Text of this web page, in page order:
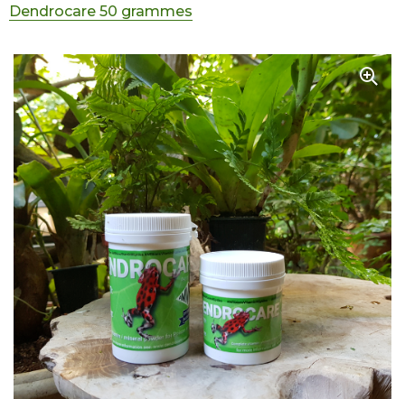
Dendrocare 50 grammes